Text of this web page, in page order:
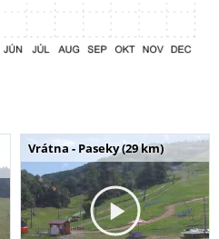
Vrátna - Paseky (29 km)